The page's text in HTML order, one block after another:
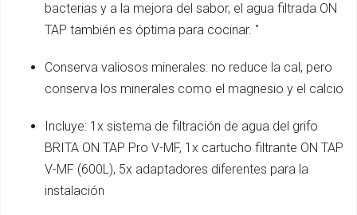
bacterias y a la mejora del sabor, el agua filtrada ON
TAP también es óptima para cocinar. "
Conserva valiosos minerales: no reduce la cal, pero
conserva los minerales como el magnesio y el calcio
Incluye: 1x sistema de filtración de agua del grifo
BRITA ON TAP Pro V-MF, 1x cartucho filtrante ON TAP
V-MF (600L), 5x adaptadores diferentes para la
instalación